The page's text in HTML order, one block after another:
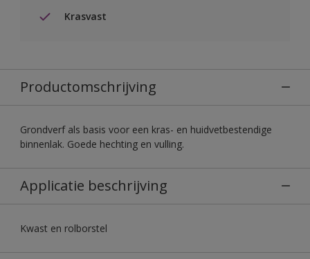
Krasvast
Productomschrijving
Grondverf als basis voor een kras- en huidvetbestendige
binnenlak. Goede hechting en vulling.
Applicatie beschrijving
Kwast en rolborstel